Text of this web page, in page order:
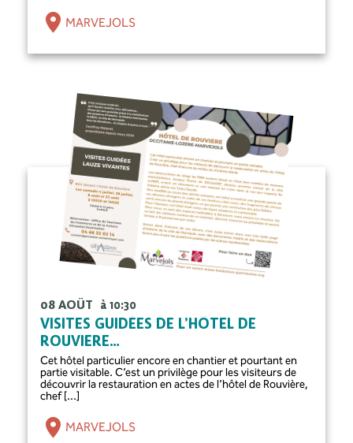
MARVEJOLS
08 AOÛT à 10:30
VISITES GUIDÉES DE L’HÔTEL DE
ROUVIERE…
Cet hôtel particulier encore en chantier et pourtant en
partie visitable. C’est un privilège pour les visiteurs de
découvrir la restauration en actes de l’hôtel de Rouvière,
chef [...]
MARVEJOLS